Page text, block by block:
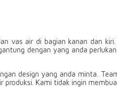
vas air di bagian kanan dan
dengan yang anda
design yang anda minta.
Kami tidak ingin